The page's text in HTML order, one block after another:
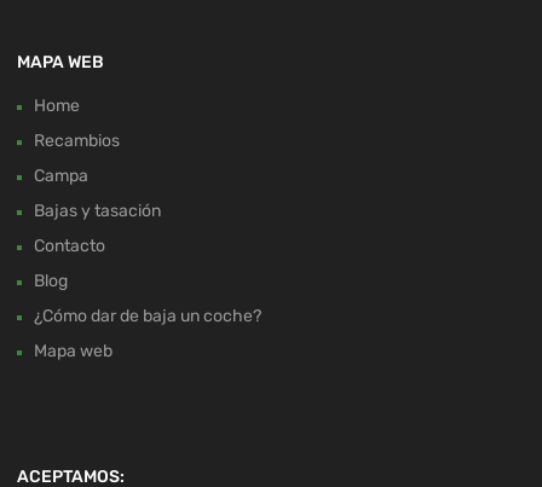
MAPA WEB
Home
Recambios
Campa
Bajas y tasación
Contacto
Blog
¿Cómo dar de baja un coche?
Mapa web
ACEPTAMOS: